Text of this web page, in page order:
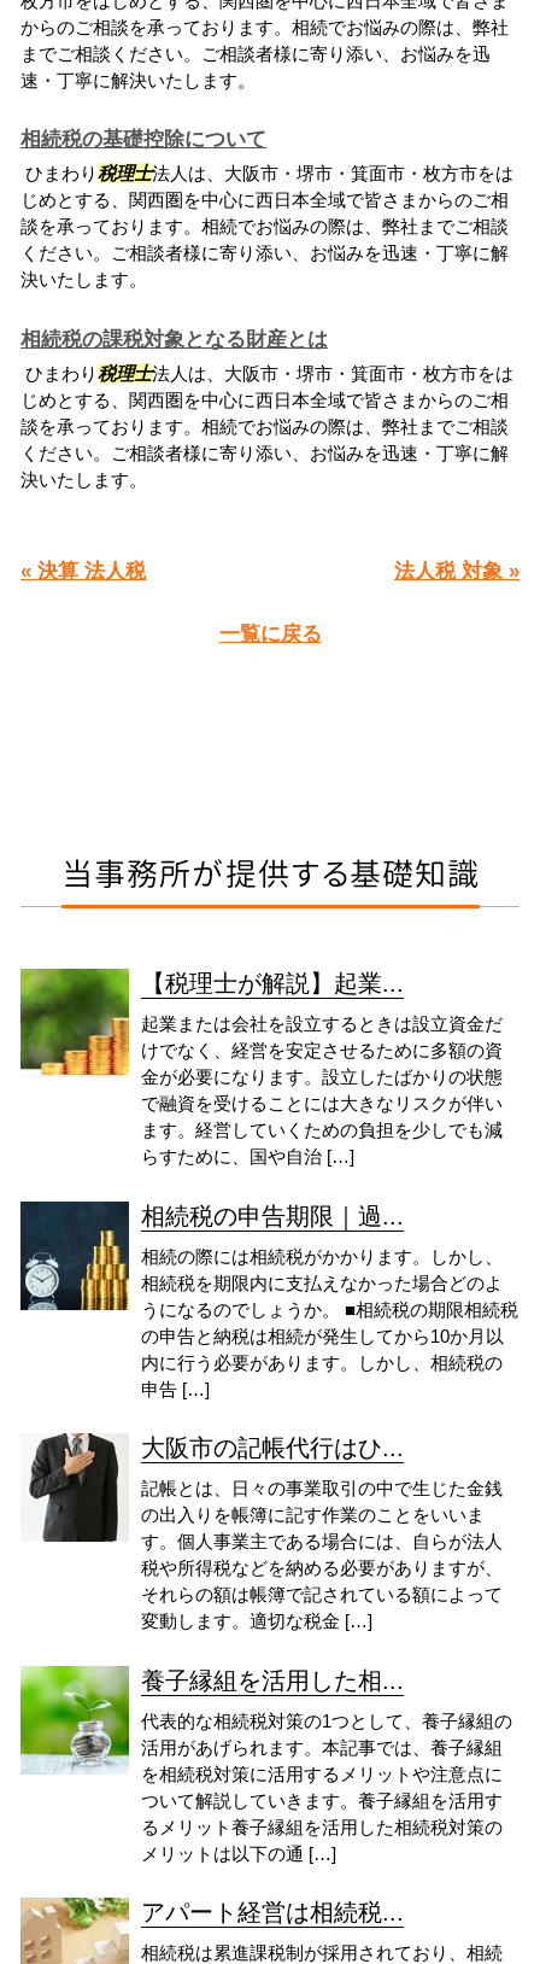
からのご相談を承っております。相続でお悩みの際は、弊社
までご相談ください。ご相談者様に寄り添い、お悩みを迅
速・丁寧に解決いたします。
相続税の基礎控除について
ひまわり税理士法人は、大阪市・堺市・箕面市・枚方市をは
じめとする、関西圏を中心に西日本全域で皆さまからのご相
談を承っております。相続でお悩みの際は、弊社までご相談
ください。ご相談者様に寄り添い、お悩みを迅速・丁寧に解
決いたします。
相続税の課税対象となる財産とは
ひまわり税理士法人は、大阪市・堺市・箕面市・枚方市をは
じめとする、関西圏を中心に西日本全域で皆さまからのご相
談を承っております。相続でお悩みの際は、弊社までご相談
ください。ご相談者様に寄り添い、お悩みを迅速・丁寧に解
決いたします。
« 決算 法人税 法人税 対象 »
一覧に戻る
当事務所が提供する基礎知識
【税理士が解説】起業...
起業または会社を設立するときは設立資金だ
けでなく、経営を安定させるために多額の資
金が必要になります。設立したばかりの状態
で融資を受けることには大きなリスクが伴い
ます。経営していくための負担を少しでも減
らすために、国や自治 […]
相続税の申告期限｜過...
相続の際には相続税がかかります。しかし、
相続税を期限内に支払えなかった場合どのよ
うになるのでしょうか。 ■相続税の期限相続税
の申告と納税は相続が発生してから10か月以
内に行う必要があります。しかし、相続税の
申告 […]
大阪市の記帳代行はひ...
記帳とは、日々の事業取引の中で生じた金銭
の出入りを帳簿に記す作業のことをいいま
す。個人事業主である場合には、自らが法人
税や所得税などを納める必要がありますが、
それらの額は帳簿で記されている額によって
変動します。適切な税金 […]
養子縁組を活用した相...
代表的な相続税対策の1つとして、養子縁組の
活用があげられます。本記事では、養子縁組
を相続税対策に活用するメリットや注意点に
ついて解説していきます。養子縁組を活用す
るメリット養子縁組を活用した相続税対策の
メリットは以下の通 […]
アパート経営は相続税...
相続税は累進課税制が採用されており、相続